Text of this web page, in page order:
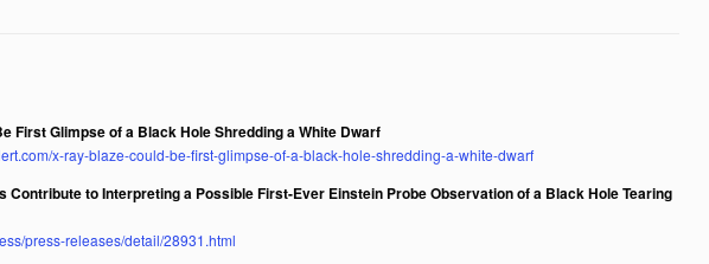
First Glimpse of a Black Hole Shredding a White Dwarf
x-ray-blaze-could-be-first-glimpse-of-a-black-hole-shredding-a-white-dwarf
to Interpreting a Possible First-Ever Einstein Probe Observation of a Black Hole Tearing
press-releases/detail/28931.html